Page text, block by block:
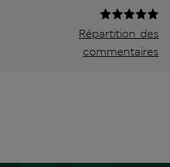
Répartition des
commentaires